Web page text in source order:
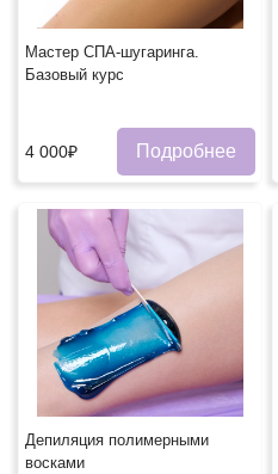
Мастер СПА-шугаринга.
Базовый курс
4 000₽ Подробнее
Депиляция полимерными
восками